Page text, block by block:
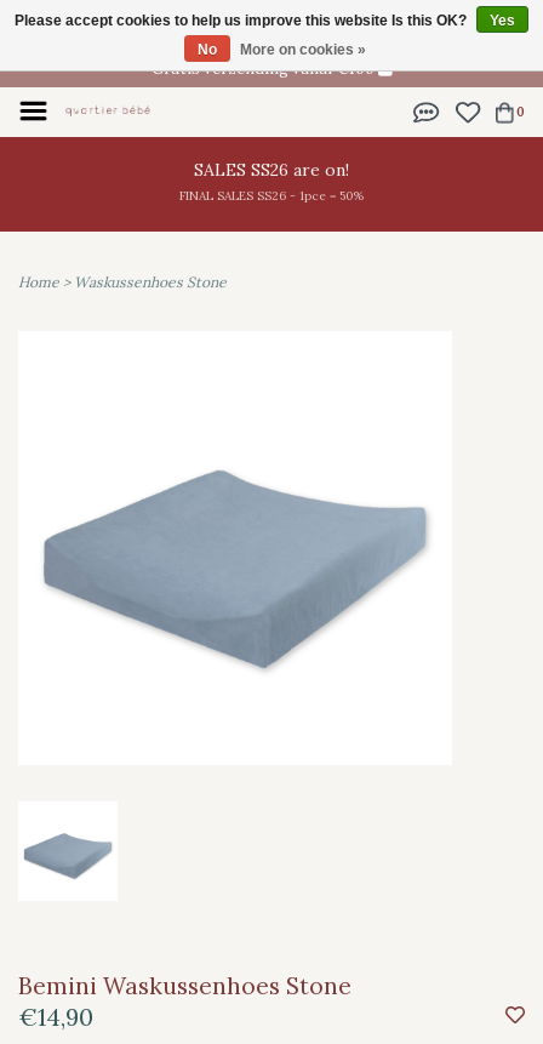
EN
Gratis verzending vanaf €100
0
SALES SS26 are on!
FINAL SALES SS26 - 1pce = 50%
Home > Waskussenhoes Stone
Bemini Waskussenhoes Stone
€14,90
Please accept cookies to help us improve this website Is this OK?
Yes
No
More on cookies »